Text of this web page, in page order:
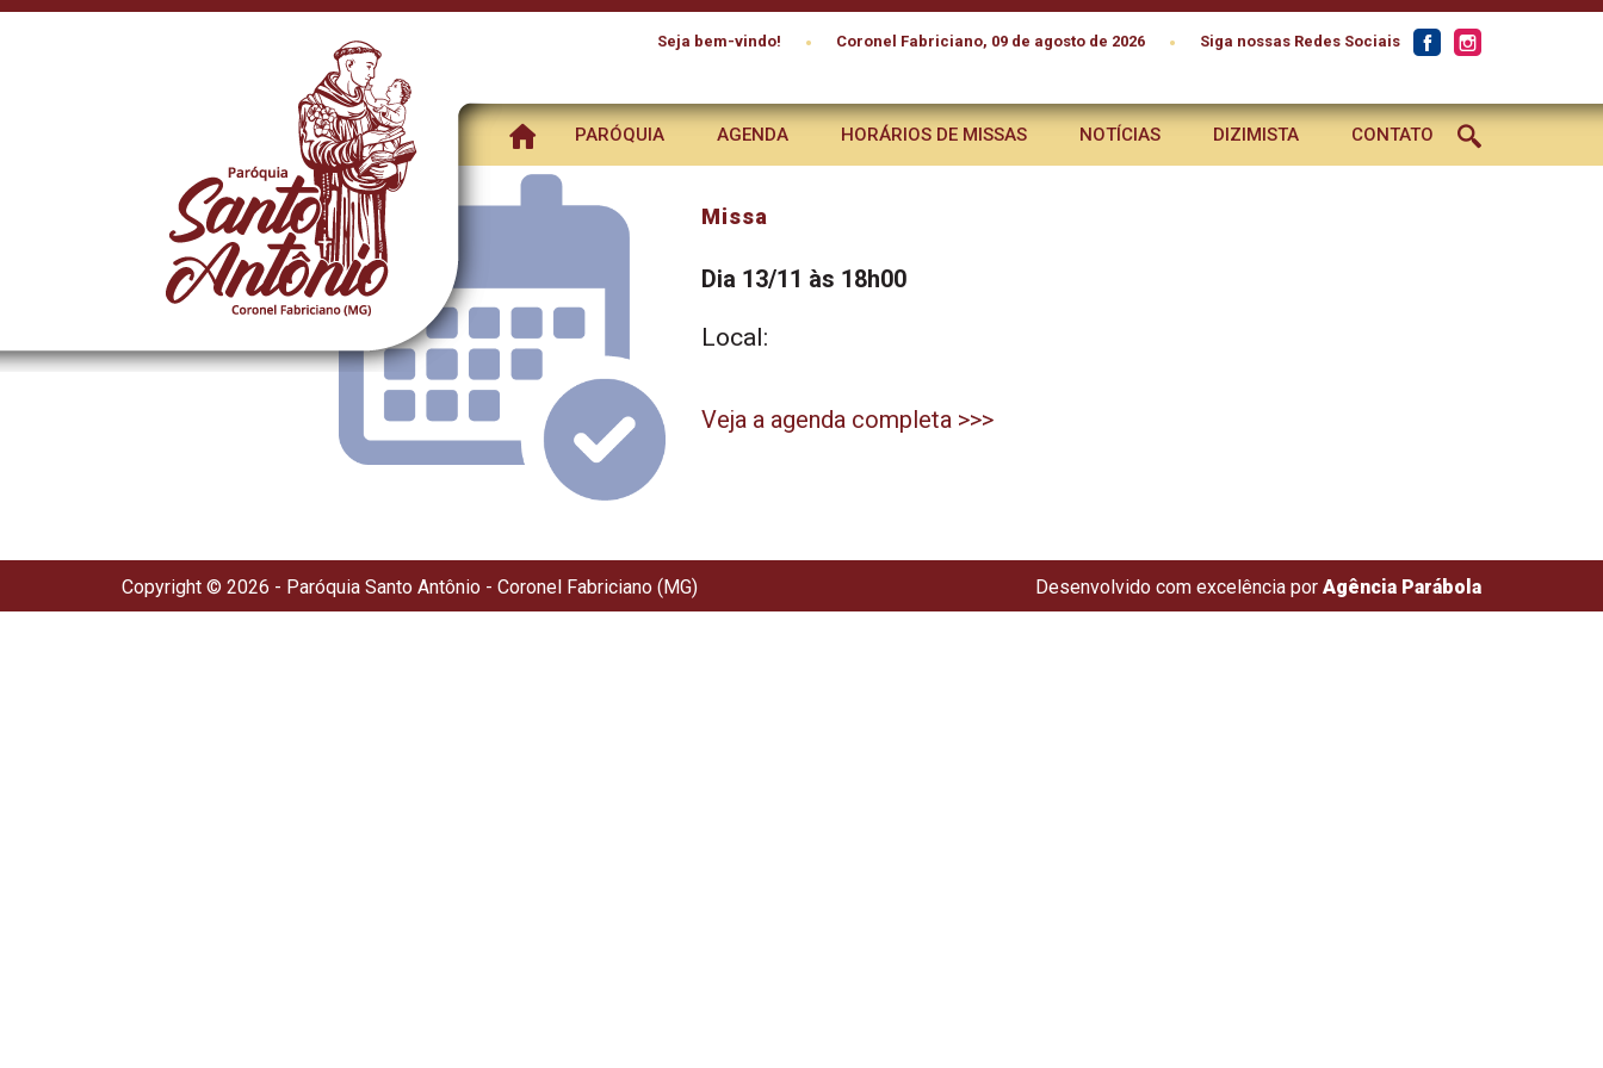
Seja bem-vindo! • Coronel Fabriciano, 09 de agosto de 2026 • Siga nossas Redes Sociais
PARÓQUIA AGENDA HORÁRIOS DE MISSAS NOTÍCIAS DIZIMISTA CONTATO
Missa
Dia 13/11 às 18h00
Local:
Veja a agenda completa >>>
Copyright © 2026 - Paróquia Santo Antônio - Coronel Fabriciano (MG) Desenvolvido com excelência por Agência Parábola